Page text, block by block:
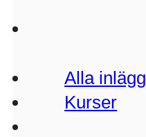
Alla inlägg
Kurser